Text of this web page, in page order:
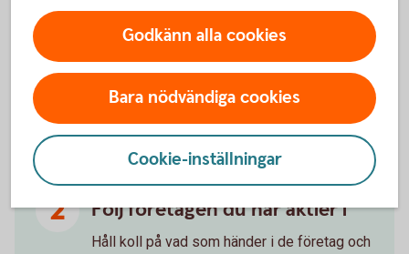
Aktiehandel – våra 5 bästa tips
Förstå vad du köper
Läs på om företaget du ska köpa aktier i
Följ företagen du har aktier i
Håll koll på vad som händer i de företag och
Godkänn alla cookies
Bara nödvändiga cookies
Cookie-inställningar